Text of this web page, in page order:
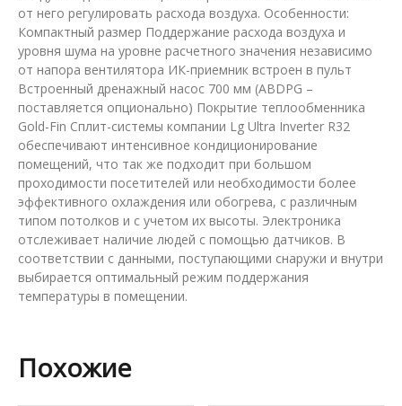
от него регулировать расхода воздуха. Особенности:
Компактный размер Поддержание расхода воздуха и
уровня шума на уровне расчетного значения независимо
от напора вентилятора ИК-приемник встроен в пульт
Встроенный дренажный насос 700 мм (ABDPG –
поставляется опционально) Покрытие теплообменника
Gold-Fin Сплит-системы компании Lg Ultra Inverter R32
обеспечивают интенсивное кондиционирование
помещений, что так же подходит при большом
проходимости посетителей или необходимости более
эффективного охлаждения или обогрева, с различным
типом потолков и с учетом их высоты. Электроника
отслеживает наличие людей с помощью датчиков. В
соответствии с данными, поступающими снаружи и внутри
выбирается оптимальный режим поддержания
температуры в помещении.
Похожие